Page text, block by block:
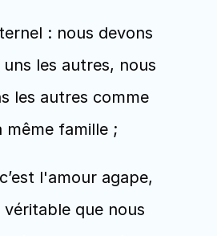
: nous devons
les autres, nous
les autres comme
même famille ;
l'amour agape,
que nous